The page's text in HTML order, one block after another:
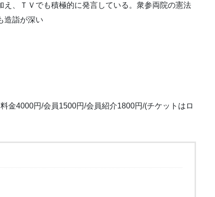
、ＴＶでも積極的に発言している。衆参両院の憲法
造詣が深い
4000円/会員1500円/会員紹介1800円/(チケットはロ